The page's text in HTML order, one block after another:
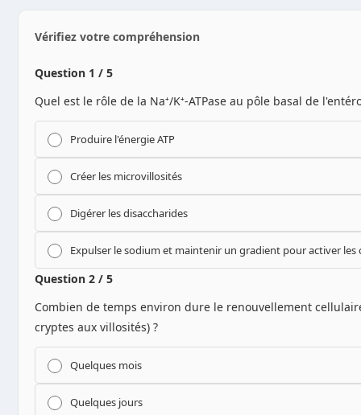
Vérifiez votre compréhension
Question 1 / 5
Quel est le rôle de la Na⁺/K⁺-ATPase au pôle basal de
Produire l'énergie ATP
Créer les microvillosités
Digérer les disaccharides
Expulser le sodium et maintenir un gradient pour activer
Question 2 / 5
Combien de temps environ dure le renouvellement
cryptes aux villosités) ?
Quelques mois
Quelques jours